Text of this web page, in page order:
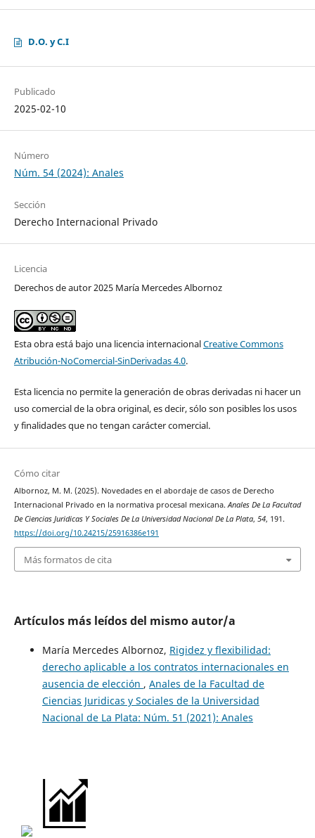
D.O. y C.I
Publicado
2025-02-10
Número
Núm. 54 (2024): Anales
Sección
Derecho Internacional Privado
Licencia
Derechos de autor 2025 María Mercedes Albornoz
Esta obra está bajo una licencia internacionalCreative Commons
Atribución-NoComercial-SinDerivadas 4.0.
Esta licencia no permite la generación de obras derivadas ni hacer un
uso comercial de la obra original, es decir, sólo son posibles los usos
y finalidades que no tengan carácter comercial.
Cómo citar
Albornoz, M. M. (2025). Novedades en el abordaje de casos de Derecho
Internacional Privado en la normativa procesal mexicana.Anales De La Facultad
De Ciencias Juridicas Y Sociales De La Universidad Nacional De La Plata, 54, 191.
https://doi.org/10.24215/25916386e191
Más formatos de cita
Artículos más leídos del mismo autor/a
María Mercedes Albornoz, Rigidez y flexibilidad:
derecho aplicable a los contratos internacionales en
ausencia de elección , Anales de la Facultad de
Ciencias Juridicas y Sociales de la Universidad
Nacional de La Plata: Núm. 51 (2021): Anales